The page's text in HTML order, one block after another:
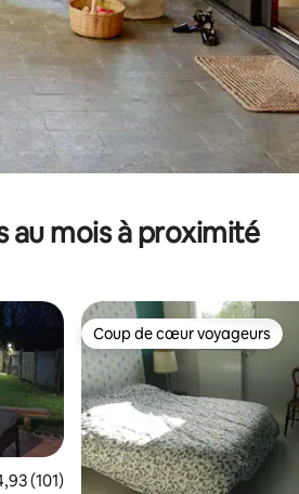
au mois à proximité
moyenne de 4,93 sur 5, 101
(101)
Coup de cœur voyageurs
Coup de cœur voyageurs